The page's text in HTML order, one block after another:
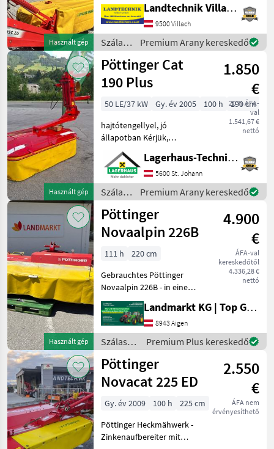
Használt gép
gyors pengecsere-
rendszerrel,
ütközésvédelemmel,
hajtótengellyel, újszerű
állapotú gép, alig
Landtechnik Villach GmbH
9500 Villach
Szálastakarmány
betakarítók
/
Pöttinger
Premium Arany kereskedő
Használt gép
Pöttinger Cat
190 Plus
1.850
€
20 % ÁFA-
val
1.541,67 €
nettó
50 LE/37 kW Gy. év 2005 100 h
190 cm
hajtótengellyel, jó
állapotban Kérjük,
telefonon vagy e-mailben
jelezze látogatását, hogy
elegendő időt tudjunk
biztosítani a tanácsadásra
és esetleges próbaútra. A
Lagerhaus-Technik St. Johann
5600 St. Johann
Szálastakarmány
betakarítók
/
Pöttinger
Premium Arany kereskedő
Használt gép
Pöttinger
Novaalpin 226B
4.900
€
ÁFA-val
kereskedőtől
4.336,28 €
nettó
111 h
220 cm
Gebrauchtes Pöttinger
Novaalpin 226B - in einem
sehr guten Zustand!
Vermittlungsverkauf! -
Scheibenmähwerk mit 5
Scheiben - Arbeitsbreite
220cm - Hydraulischer
Landmarkt KG | Top Gebrauchtmaschinen Zentrum
8943 Aigen
Szálastakarmány
betakarítók
/
Pöttinger
Premium Plus kereskedő
Pöttinger
Novacat 225 ED
2.550
€
ÁFA nem
érvényesíthető
Gy. év 2009 100 h
225 cm
Pöttinger Heckmähwerk -
Zinkenaufbereiter mit